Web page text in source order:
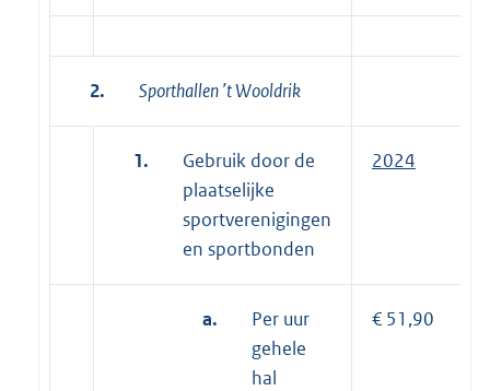
2. Sporthallen ’t Wooldrik
1.
Gebruik door de
plaatselijke
sportverenigingen
en sportbonden
2024
a.
Per uur
gehele
hal
€ 51,90